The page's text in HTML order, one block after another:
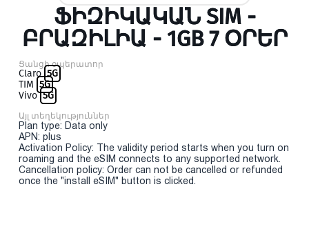
ՖԻԶԻԿԱԿԱՆ SIM -
ԲՐԱԶԻԼԻԱ - 1GB 7 ՕՐԵՐ
Ցանցի օպերատոր
Claro 5G
TIM 5G
Vivo 5G
Այլ տեղեկություններ
Plan type: Data only
APN: plus
Activation Policy: The validity period starts when you turn on
roaming and the eSIM connects to any supported network.
Cancellation policy: Order can not be cancelled or refunded
once the "install eSIM" button is clicked.